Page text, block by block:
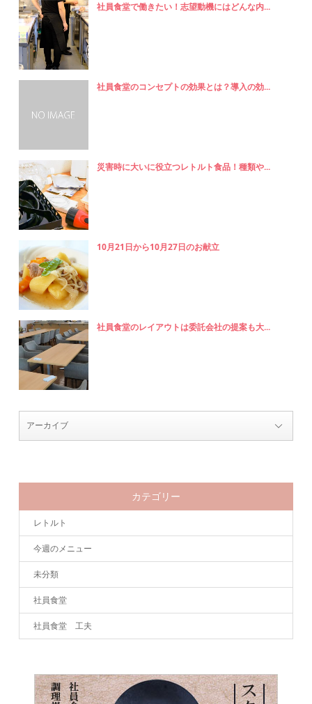
社員食堂で働きたい！志望動機にはどんな内...
社員食堂のコンセプトの効果とは？導入の効...
災害時に大いに役立つレトルト食品！種類や...
10月21日から10月27日のお献立
社員食堂のレイアウトは委託会社の提案も大...
カテゴリー
レトルト
今週のメニュー
未分類
社員食堂
社員食堂 工夫